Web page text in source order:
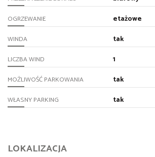
OGRZEWANIE etażowe
WINDA tak
LICZBA WIND 1
MOŻLIWOŚĆ PARKOWANIA tak
WŁASNY PARKING tak
LOKALIZACJA